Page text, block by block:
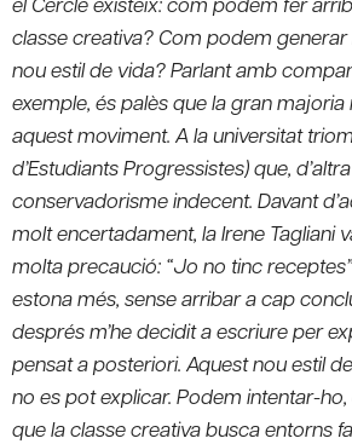
classe creativa? Com podem
nou estil de vida? Parlant amb
exemple, és palès que la gran
aquest moviment. A la universitat
d’Estudiants Progressistes) que,
conservadorisme indecent. Davant
molt encertadament, la Irene Tagliani
molta precaució: “Jo no tinc
estona més, sense arribar a cap
després m’he decidit a escriure per
pensat a posteriori. Aquest nou estil
no es pot explicar. Podem intentar-
que la classe creativa busca entorns